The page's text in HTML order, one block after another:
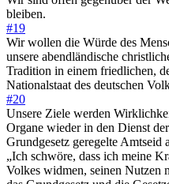
bleiben.
#19
Wir wollen die Würde des
unsere abendländische
Tradition in einem friedlichen,
Nationalstaat des deutschen
#20
Unsere Ziele werden
Organe wieder in den Dienst
Grundgesetz geregelte
„Ich schwöre, dass ich meine
Volkes widmen, seinen Nutzen